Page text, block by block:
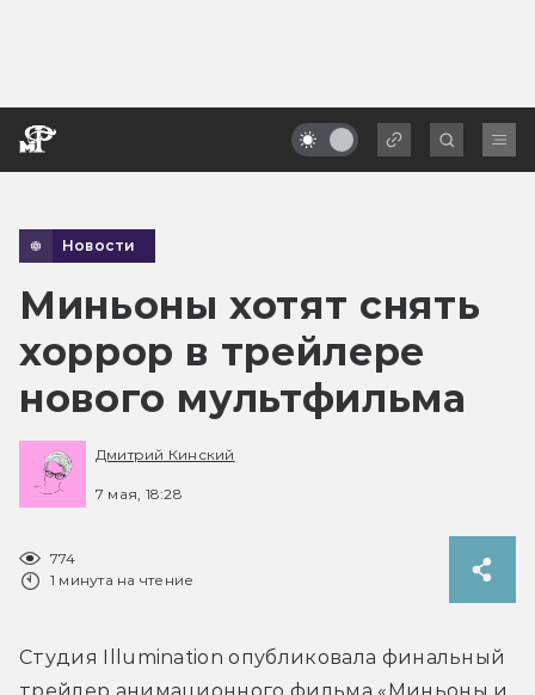
Новости
Миньоны хотят снять
хоррор в трейлере
нового мультфильма
Дмитрий Кинский
7 мая, 18:28
774
1 минута на чтение
Студия Illumination опубликовала финальный
трейлер анимационного фильма «Миньоны и